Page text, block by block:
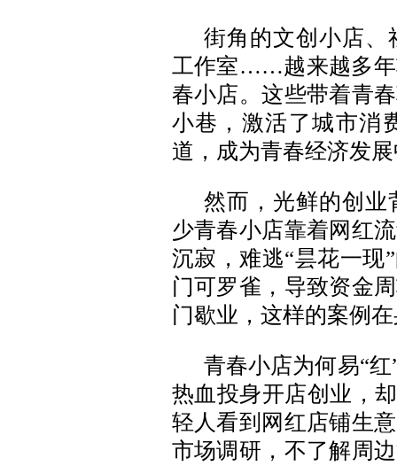
街角的文创小店、
工作室……越来越多年
春小店。这些带着青
小巷，激活了城市消
道，成为青春经济发
然而，光鲜的创业
少青春小店靠着网红
沉寂，难逃“昙花一现
门可罗雀，导致资金
门歇业，这样的案例
青春小店为何易“
热血投身开店创业，
轻人看到网红店铺生
市场调研，不了解周